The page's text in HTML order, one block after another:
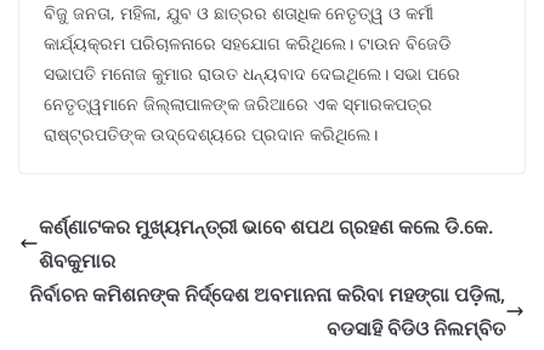
ବିଜୁ ଜନତା, ମହିଳା, ଯୁବ ଓ ଛାତ୍ରର ଶତାଧିକ ନେତୃତ୍ୱ ଓ କର୍ମୀ
କାର୍ଯ୍ୟକ୍ରମ ପରିଚାଳନାରେ ସହଯୋଗ କରିଥିଲେ। ଟାଉନ ବିଜେଡି
ସଭାପତି ମନୋଜ କୁମାର ରାଉତ ଧନ୍ୟବାଦ ଦେଇଥିଲେ। ସଭା ପରେ
ନେତୃତ୍ୱମାନେ ଜିଲ୍ଲାପାଳଙ୍କ ଜରିଆରେ ଏକ ସ୍ମାରକପତ୍ର
ରାଷ୍ଟ୍ରପତିଙ୍କ ଉଦ୍ଦେଶ୍ୟରେ ପ୍ରଦାନ କରିଥିଲେ।
କର୍ଣ୍ଣାଟକର ମୁଖ୍ୟମନ୍ତ୍ରୀ ଭାବେ ଶପଥ ଗ୍ରହଣ କଲେ ଡି.କେ.
ଶିବକୁମାର
ନିର୍ବାଚନ କମିଶନଙ୍କ ନିର୍ଦ୍ଦେଶ ଅବମାନନା କରିବା ମହଙ୍ଗା ପଡ଼ିଲା,
ବଡସାହି ବିଡିଓ ନିଲମ୍ବିତ